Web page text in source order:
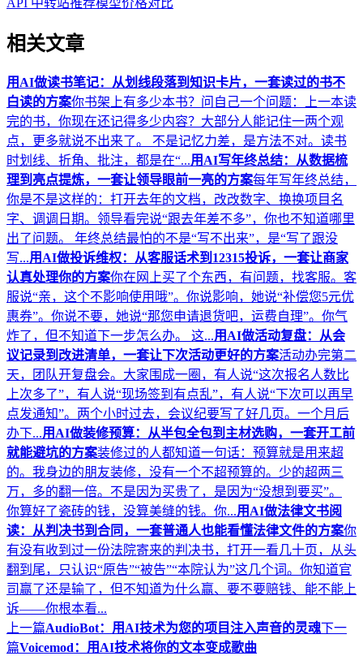
相关文章
用AI做读书笔记：从划线段落到知识卡片，一套读过的书不
白读的方案你书架上有多少本书？问自己一个问题：上一本读
完的书，你现在还记得多少内容？大部分人能记住一两个观
点，更多就说不出来了。 不是记忆力差，是方法不对。读书
时划线、折角、批注，都是在“...用AI写年终总结：从数据梳
理到亮点提炼，一套让领导眼前一亮的方案每年写年终总结，
你是不是这样的：打开去年的文档，改改数字、换换项目名
字、调调日期。领导看完说“跟去年差不多”，你也不知道哪里
出了问题。 年终总结最怕的不是“写不出来”，是“写了跟没
写...用AI做投诉维权：从客服话术到12315投诉，一套让商家
认真处理你的方案你在网上买了个东西，有问题，找客服。客
服说“亲，这个不影响使用哦”。你说影响，她说“补偿您5元优
惠券”。你说不要，她说“那您申请退货吧，运费自理”。你气
炸了，但不知道下一步怎么办。 这...用AI做活动复盘：从会
议记录到改进清单，一套让下次活动更好的方案活动办完第二
天，团队开复盘会。大家围成一圈，有人说“这次报名人数比
上次多了”，有人说“现场签到有点乱”，有人说“下次可以再早
点发通知”。两个小时过去，会议纪要写了好几页。一个月后
办下...用AI做装修预算：从半包全包到主材选购，一套开工前
就能避坑的方案装修过的人都知道一句话：预算就是用来超
的。我身边的朋友装修，没有一个不超预算的。少的超两三
万，多的翻一倍。不是因为买贵了，是因为“没想到要买”。
你算好了瓷砖的钱，没算美缝的钱。你...用AI做法律文书阅
读：从判决书到合同，一套普通人也能看懂法律文件的方案你
有没有收到过一份法院寄来的判决书，打开一看几十页，从头
翻到尾，只认识“原告”“被告”“本院认为”这几个词。你知道官
司赢了还是输了，但不知道为什么赢、要不要赔钱、能不能上
诉——你根本看...
上一篇AudioBot：用AI技术为您的项目注入声音的灵魂下一
篇Voicemod：用AI技术将你的文本变成歌曲